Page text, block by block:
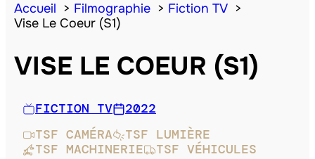
Accueil Filmographie
Fiction TV
Vise Le Coeur (S1)
VISE LE COEUR (S1)
FICTION TV
2022
TSF CAMÉRA
TSF LUMIÈRE
TSF MACHINERIE
TSF VÉHICULES